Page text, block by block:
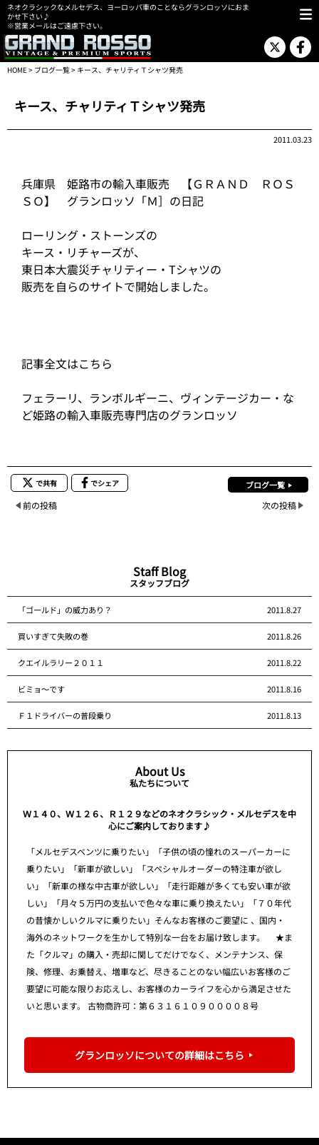
ネオクラシックなメルセデス、ヨーロッパ車のことならグランロッソにおま
かせ下さい♪
※営業メールはご遠慮下さい。
HOME> ブログ一覧> キース、チャリティＴシャツ発売
キース、チャリティＴシャツ発売
2011.03.23
兵庫県 姫路市の輸入車販売 【ＧＲＡＮＤ ＲＯＳ
ＳＯ】 グランロッソ「Ｍ］の日記
ローリング・ストーンズの
キース・リチャーズが、
東日本大震災チャリティー・Tシャツの
販売を自らのサイトで開始しました。
記事全文はこちら
フェラーリ、ランボルギーニ、ヴィンテージカー・な
ど姫路の輸入車販売専門店のグランロッソ
で共有 でシェア ブログ一覧
前の投稿 次の投稿
Staff Blog
スタッフブログ
「ゴールド」の威力あり？ 2011.8.27
買いすぎて失敗の巻 2011.8.26
クエイルラリー２０１１ 2011.8.22
ビミョ～です 2011.8.16
Ｆ１ドライバーの普段乗り 2011.8.13
About Us
私たちについて
Ｗ１４０、Ｗ１２６、Ｒ１２９などのネオクラシック・メルセデスを中
心にご案内しております♪
「メルセデスベンツに乗りたい」「子供の頃の憧れのスーパーカーに
乗りたい」「新車が欲しい」「スペシャルオーダーの特注車が欲し
い」「新車の様な中古車が欲しい」「走行距離が多くても安い車が欲
しい」「月々５万円の支払いで色々な車に乗り換えたい」「７０年代
の昔懐かしいクルマに乗りたい」そんなお客様のご要望に 、国内・
海外のネットワークを生かして特別な一台をお届け致します。 ★ま
た「クルマ」の購入・売却に関してだけでなく、メンテナンス、保
険、修理、お乗替え、増車など、尽きることのない幅広いお客様のご
要望に可能な限りお応えし、お客様のカーライフを心から満足させた
いと思います。 古物商許可：第６３１６１０９００００８号
グランロッソについての詳細はこちら